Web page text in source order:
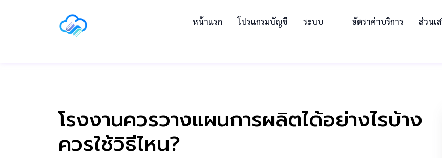
หน้าแรก โปรแกรมบัญชี ระบบ อัตราค่าบริการ ส่วนเ
โรงงานควรวางแผนการผลิตได้อย่างไรบ้าง
ควรใช้วิธีไหน?